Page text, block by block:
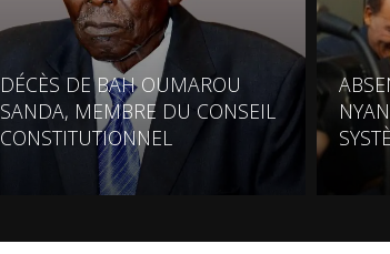
DÉCÈS DE BAH OUMAROU
SANDA, MEMBRE DU CONSEIL
CONSTITUTIONNEL